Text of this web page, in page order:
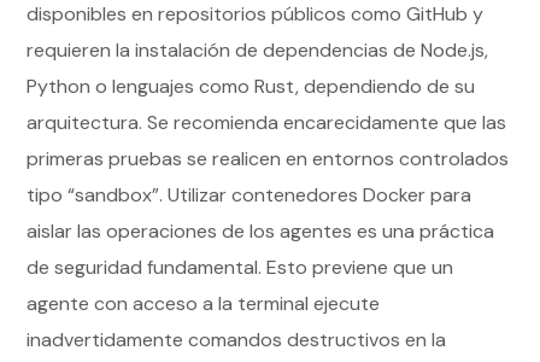
disponibles en repositorios públicos como GitHub y
requieren la instalación de dependencias de Node.js,
Python o lenguajes como Rust, dependiendo de su
arquitectura. Se recomienda encarecidamente que las
primeras pruebas se realicen en entornos controlados
tipo “sandbox”. Utilizar contenedores Docker para
aislar las operaciones de los agentes es una práctica
de seguridad fundamental. Esto previene que un
agente con acceso a la terminal ejecute
inadvertidamente comandos destructivos en la